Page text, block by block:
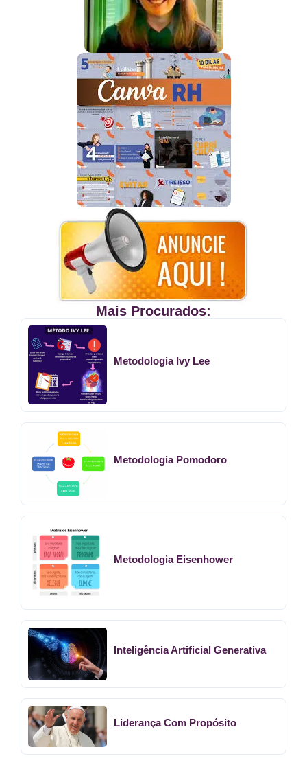
Mais Procurados:
Metodologia Ivy Lee
Metodologia Pomodoro
Metodologia Eisenhower
Inteligência Artificial Generativa
Liderança Com Propósito